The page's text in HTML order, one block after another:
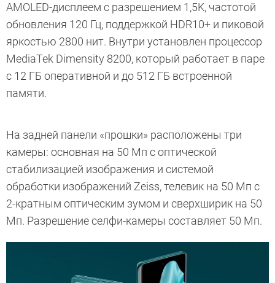
AMOLED-дисплеем с разрешением 1,5K, частотой
обновления 120 Гц, поддержкой HDR10+ и пиковой
яркостью 2800 нит. Внутри установлен процессор
MediaTek Dimensity 8200, который работает в паре
с 12 ГБ оперативной и до 512 ГБ встроенной
памяти.
На задней панели «прошки» расположены три
камеры: основная на 50 Мп с оптической
стабилизацией изображения и системой
обработки изображений Zeiss, телевик на 50 Мп с
2-кратным оптическим зумом и сверхширик на 50
Мп. Разрешение селфи-камеры составляет 50 Мп.